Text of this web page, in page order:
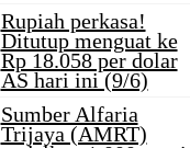
Rupiah perkasa!
Ditutup menguat ke
Rp 18.058 per dolar
AS hari ini (9/6)
Sumber Alfaria
Trijaya (AMRT)